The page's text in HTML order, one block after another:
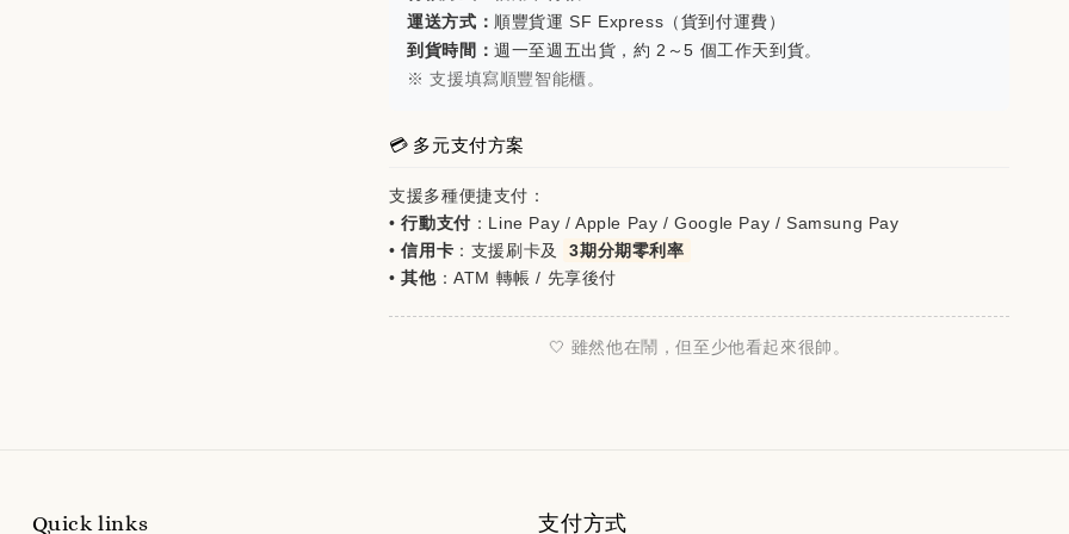
運送方式： 順豐貨運 SF Express（貨到付運費）
到貨時間：週一至週五出貨，約 2～5 個工作天到貨。
※ 支援填寫順豐智能櫃。
💳 多元支付方案
支援多種便捷支付：
•行動支付：Line Pay / Apple Pay / Google Pay / Samsung Pay
•信用卡 ：支援刷卡及
3期分期零利率
•其他：ATM 轉帳 / 先享後付
🤍 雖然他在鬧，但至少他看起來很帥。
Quick links 支付方式